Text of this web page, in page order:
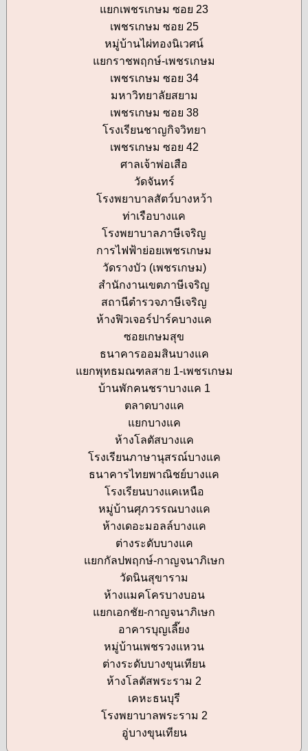
แยกเพชรเกษม ซอย 23
เพชรเกษม ซอย 25
หมู่บ้านไผ่ทองนิเวศน์
แยกราชพฤกษ์-เพชรเกษม
เพชรเกษม ซอย 34
มหาวิทยาลัยสยาม
เพชรเกษม ซอย 38
โรงเรียนชาญกิจวิทยา
เพชรเกษม ซอย 42
ศาลเจ้าพ่อเสือ
วัดจันทร์
โรงพยาบาลสัตว์บางหว้า
ท่าเรือบางแค
โรงพยาบาลภาษีเจริญ
การไฟฟ้าย่อยเพชรเกษม
วัดรางบัว (เพชรเกษม)
สำนักงานเขตภาษีเจริญ
สถานีตำรวจภาษีเจริญ
ห้างฟิวเจอร์ปาร์คบางแค
ซอยเกษมสุข
ธนาคารออมสินบางแค
แยกพุทธมณฑลสาย 1-เพชรเกษม
บ้านพักคนชราบางแค 1
ตลาดบางแค
แยกบางแค
ห้างโลตัสบางแค
โรงเรียนภาษานุสรณ์บางแค
ธนาคารไทยพาณิชย์บางแค
โรงเรียนบางแคเหนือ
หมู่บ้านศุภวรรณบางแค
ห้างเดอะมอลล์บางแค
ต่างระดับบางแค
แยกกัลปพฤกษ์-กาญจนาภิเษก
วัดนินสุขาราม
ห้างแมคโครบางบอน
แยกเอกชัย-กาญจนาภิเษก
อาคารบุญเลี๊ยง
หมู่บ้านเพชรวงแหวน
ต่างระดับบางขุนเทียน
ห้างโลตัสพระราม 2
เคหะธนบุรี
โรงพยาบาลพระราม 2
อู่บางขุนเทียน